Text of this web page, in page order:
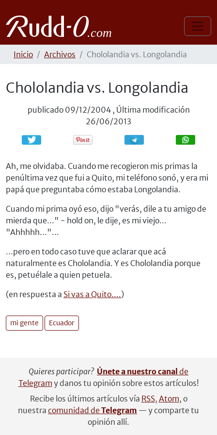
Inicio Archivos Chololandia vs. Longolandia
Chololandia vs. Longolandia
publicado 09/12/2004, Última modificación
26/06/2013
Compartir Compartir
Ah, me olvidaba. Cuando me recogieron mis primas la
penúltima vez que fui a Quito, mi teléfono sonó, y era mi
papá que preguntaba cómo estaba Longolandia.
Cuando mi prima oyó eso, dijo "verás, dile a tu amigo de
mierda que..." - hold on, le dije, es mi viejo...
"Ahhhhh..."...
...pero en todo caso tuve que aclarar que acá
naturalmente es Chololandia. Y es Chololandia porque
es, petuélale a quien petuela.
(en respuesta a Si vas a Quito....)
mi gente Ecuador
Quieres participar? Únete a nuestro canal de
Telegram y danos tu opinión sobre estos artículos!
Recibe los últimos artículos vía RSS, Atom, o
nuestra comunidad de Telegram — y comparte tu
opinión allí.